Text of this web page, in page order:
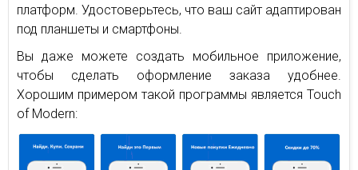
платформ. Удостоверьтесь, что ваш сайт адаптирован
под планшеты и смартфоны.
Вы даже можете создать мобильное приложение,
чтобы сделать оформление заказа удобнее.
Хорошим примером такой программы является Touch
of Modern: